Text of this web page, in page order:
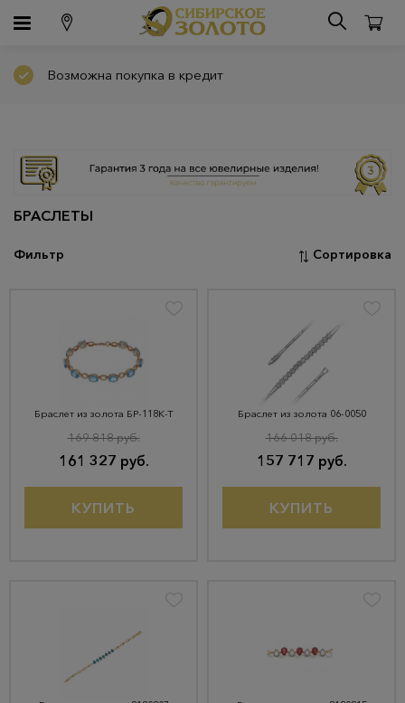
Возможна покупка в кредит
БРАСЛЕТЫ
Фильтр Сортировка
Браслет из золота БР-118К-Т
161 327 руб.
169 818 руб.
КУПИТЬ
Браслет из золота 06-0050
157 717 руб.
166 018 руб.
КУПИТЬ